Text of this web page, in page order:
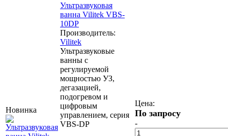
Новинка
Ультразвуковая
ванна Vilitek VBS-
10DP
Производитель:
Vilitek
Ультразвуковые
ванны c
регулируемой
мощностью УЗ,
дегазацией,
подогревом и
цифровым
управлением, серия
VBS-DP
Цена:
По запросу
-